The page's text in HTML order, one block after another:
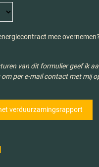
mee overnemen?
van dit formulier geef ik
per e-mail contact met mij